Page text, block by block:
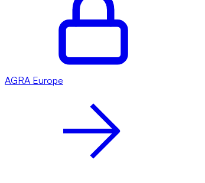
AGRA Europe